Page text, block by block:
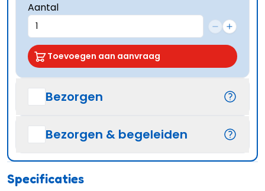
Aantal
Toevoegen aan aanvraag
Bezorgen
Bezorgen & begeleiden
Specificaties